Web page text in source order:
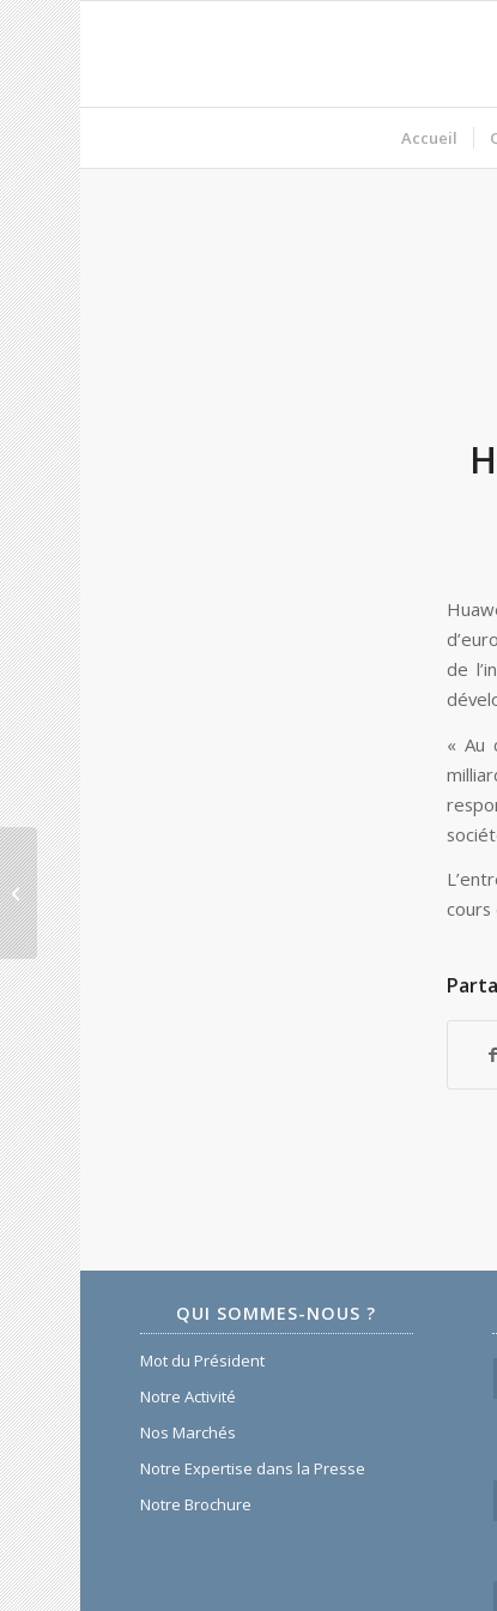
Accueil
de
« Au
cours
QUI SOMMES-NOUS ?
Mot du Président
Notre Activité
Nos Marchés
Notre Expertise dans la Presse
Notre Brochure
Le sud-coréen Inzi
Controls va investir
45,5 millions d’euros
dans une usine...